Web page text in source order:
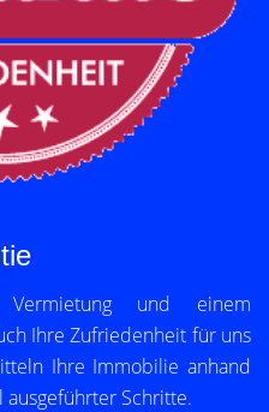
und einem
Ihre Zufriedenheit für uns
Ihre Immobilie anhand
Schritte.